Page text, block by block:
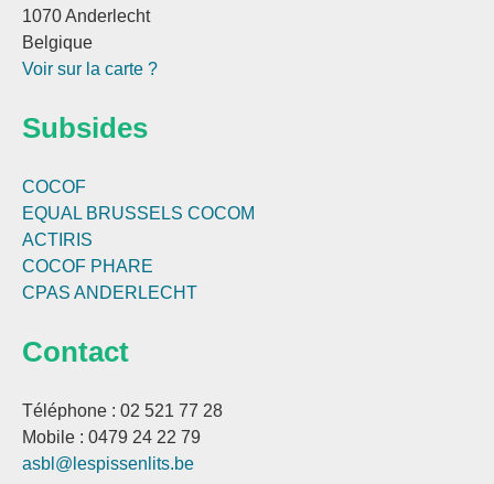
1070 Anderlecht
Belgique
Voir sur la carte ?
Subsides
COCOF
EQUAL BRUSSELS COCOM
ACTIRIS
COCOF PHARE
CPAS ANDERLECHT
Contact
Téléphone : 02 521 77 28
Mobile : 0479 24 22 79
asbl@lespissenlits.be